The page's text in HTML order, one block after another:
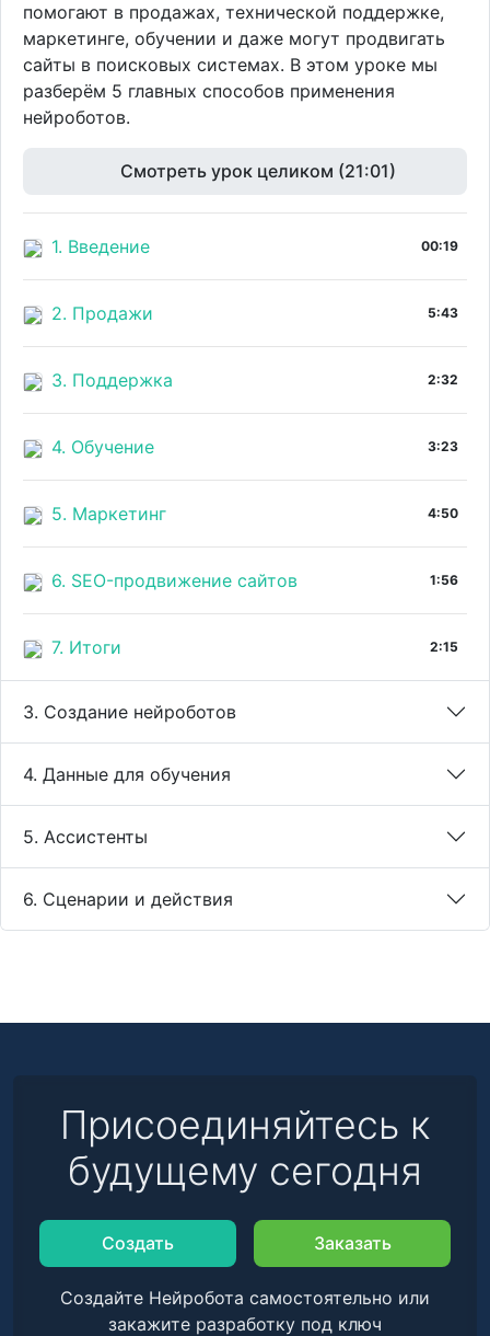
помогают в продажах, технической поддержке,
маркетинге, обучении и даже могут продвигать
сайты в поисковых системах. В этом уроке мы
разберём 5 главных способов применения
нейроботов.
Смотреть урок целиком (21:01)
1. Введение 00:19
2. Продажи 5:43
3. Поддержка 2:32
4. Обучение 3:23
5. Маркетинг 4:50
6. SEO-продвижение сайтов 1:56
7. Итоги 2:15
3. Создание нейроботов
4. Данные для обучения
5. Ассистенты
6. Сценарии и действия
Присоединяйтесь к
будущему сегодня
Создать Заказать
Создайте Нейробота самостоятельно или
закажите разработку под ключ